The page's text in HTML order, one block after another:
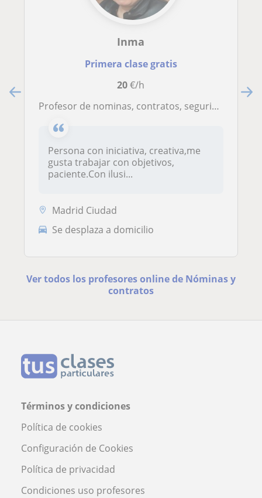
Inma
Primera clase gratis
20€/h
Profesor de nominas, contratos, seguridad social, derecho de seguridad social.Apto para FP y Relaciones Laborales.
Persona con iniciativa, creativa,me
gusta trabajar con objetivos,
paciente.Con ilusi...
Madrid Ciudad
Se desplaza a domicilio
Ver todos los profesores online de Nóminas y
contratos
Términos y condiciones
Política de cookies
Configuración de Cookies
Política de privacidad
Condiciones uso profesores